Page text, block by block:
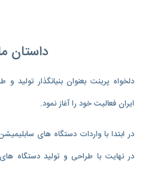
داستان
دلخواه پرینت بعنوان بنیانگذار
ایران فعالیت خود را آغاز نمود.
در ابتدا با واردات دستگاه های
در نهایت با طراحی و تولید دستگاه